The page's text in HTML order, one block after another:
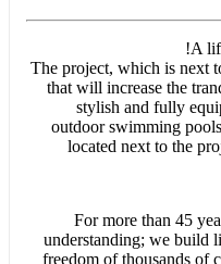
A
The project, which is next
that will increase the
stylish and fully
outdoor swimming
located next to the
For more than 45
understanding; we build
freedom of thousands of